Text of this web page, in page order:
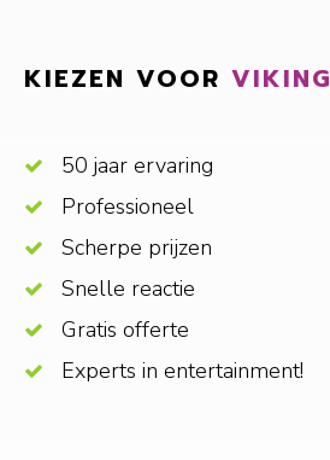
KIEZEN VOOR VIKING
50 jaar ervaring
Professioneel
Scherpe prijzen
Snelle reactie
Gratis offerte
Experts in entertainment!